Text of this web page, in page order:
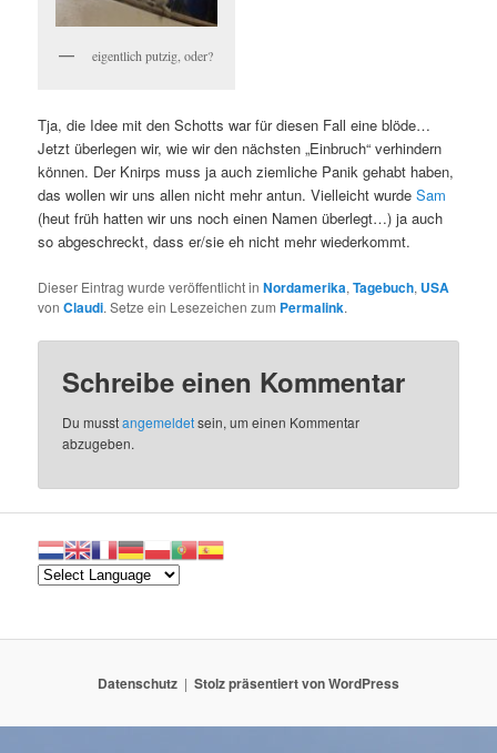
eigentlich putzig, oder?
Tja, die Idee mit den Schotts war für diesen Fall eine blöde…
Jetzt überlegen wir, wie wir den nächsten „Einbruch“ verhindern
können. Der Knirps muss ja auch ziemliche Panik gehabt haben,
das wollen wir uns allen nicht mehr antun. Vielleicht wurdeSam
(heut früh hatten wir uns noch einen Namen überlegt…) ja auch
so abgeschreckt, dass er/sie eh nicht mehr wiederkommt.
Dieser Eintrag wurde veröffentlicht inNordamerika,Tagebuch, USA
vonClaudi. Setze ein Lesezeichen zum Permalink.
Schreibe einen Kommentar
Du musstangemeldetsein, um einen Kommentar
abzugeben.
Datenschutz Stolz präsentiert von WordPress